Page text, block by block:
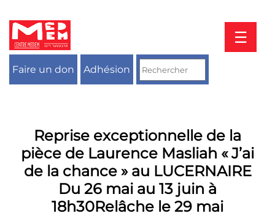
contenu
☰
Faire un don Adhésion
Reprise exceptionnelle de la
pièce de Laurence Masliah « J’ai
de la chance » au LUCERNAIRE
Du 26 mai au 13 juin à
18h30Relâche le 29 mai